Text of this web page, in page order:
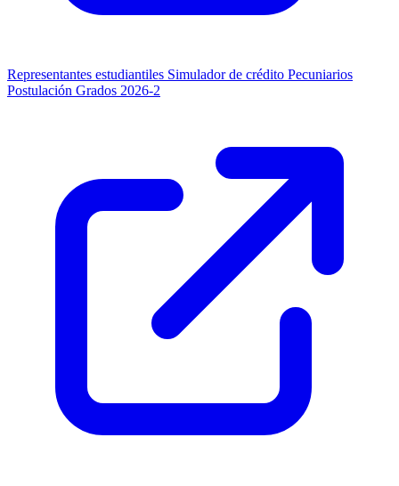
Representantes estudiantiles Simulador de crédito Pecuniarios
Postulación Grados 2026-2